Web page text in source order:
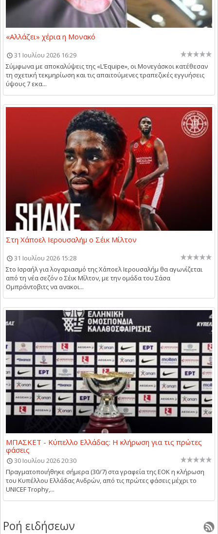
«Αλλάζει» χέρια η Μονακό
31 Ιουλίου 2026 16:29
Σύμφωνα με αποκαλύψεις της «L’Equipe», οι Μονεγάσκοι κατέθεσαν
τη σχετική τεκμηρίωση και τις απαιτούμενες τραπεζικές εγγυήσεις
ύψους 7 εκα...
Στη Χάποελ Ιερουσαλήμ ο Σέικ Μίλτον
31 Ιουλίου 2026 15:28
Στο Ισραήλ για λογαριασμό της Χάποελ Ιερουσαλήμ θα αγωνίζεται
από τη νέα σεζόν ο Σέικ Μίλτον, με την ομάδα του Σάσα
Ομπράντοβιτς να ανακοι...
ΜΠΑΣΚΕΤ - Κύπελλο Ελλάδας: Η κλήρωση για τις πρώτες
φάσεις
30 Ιουλίου 2026 20:30
Πραγματοποιήθηκε σήμερα (30/7) στα γραφεία της ΕΟΚ η κλήρωση
του Κυπέλλου Ελλάδας Ανδρών, από τις πρώτες φάσεις μέχρι το
UNICEF Trophy,...
Ροή ειδήσεων